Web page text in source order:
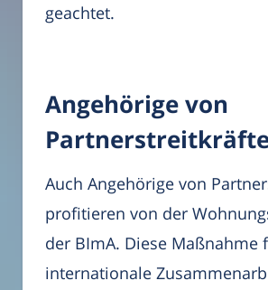
geachtet.
Angehörige von
Auch Angehörige von
profitieren von der
der BImA. Diese Maßnahme
internationale